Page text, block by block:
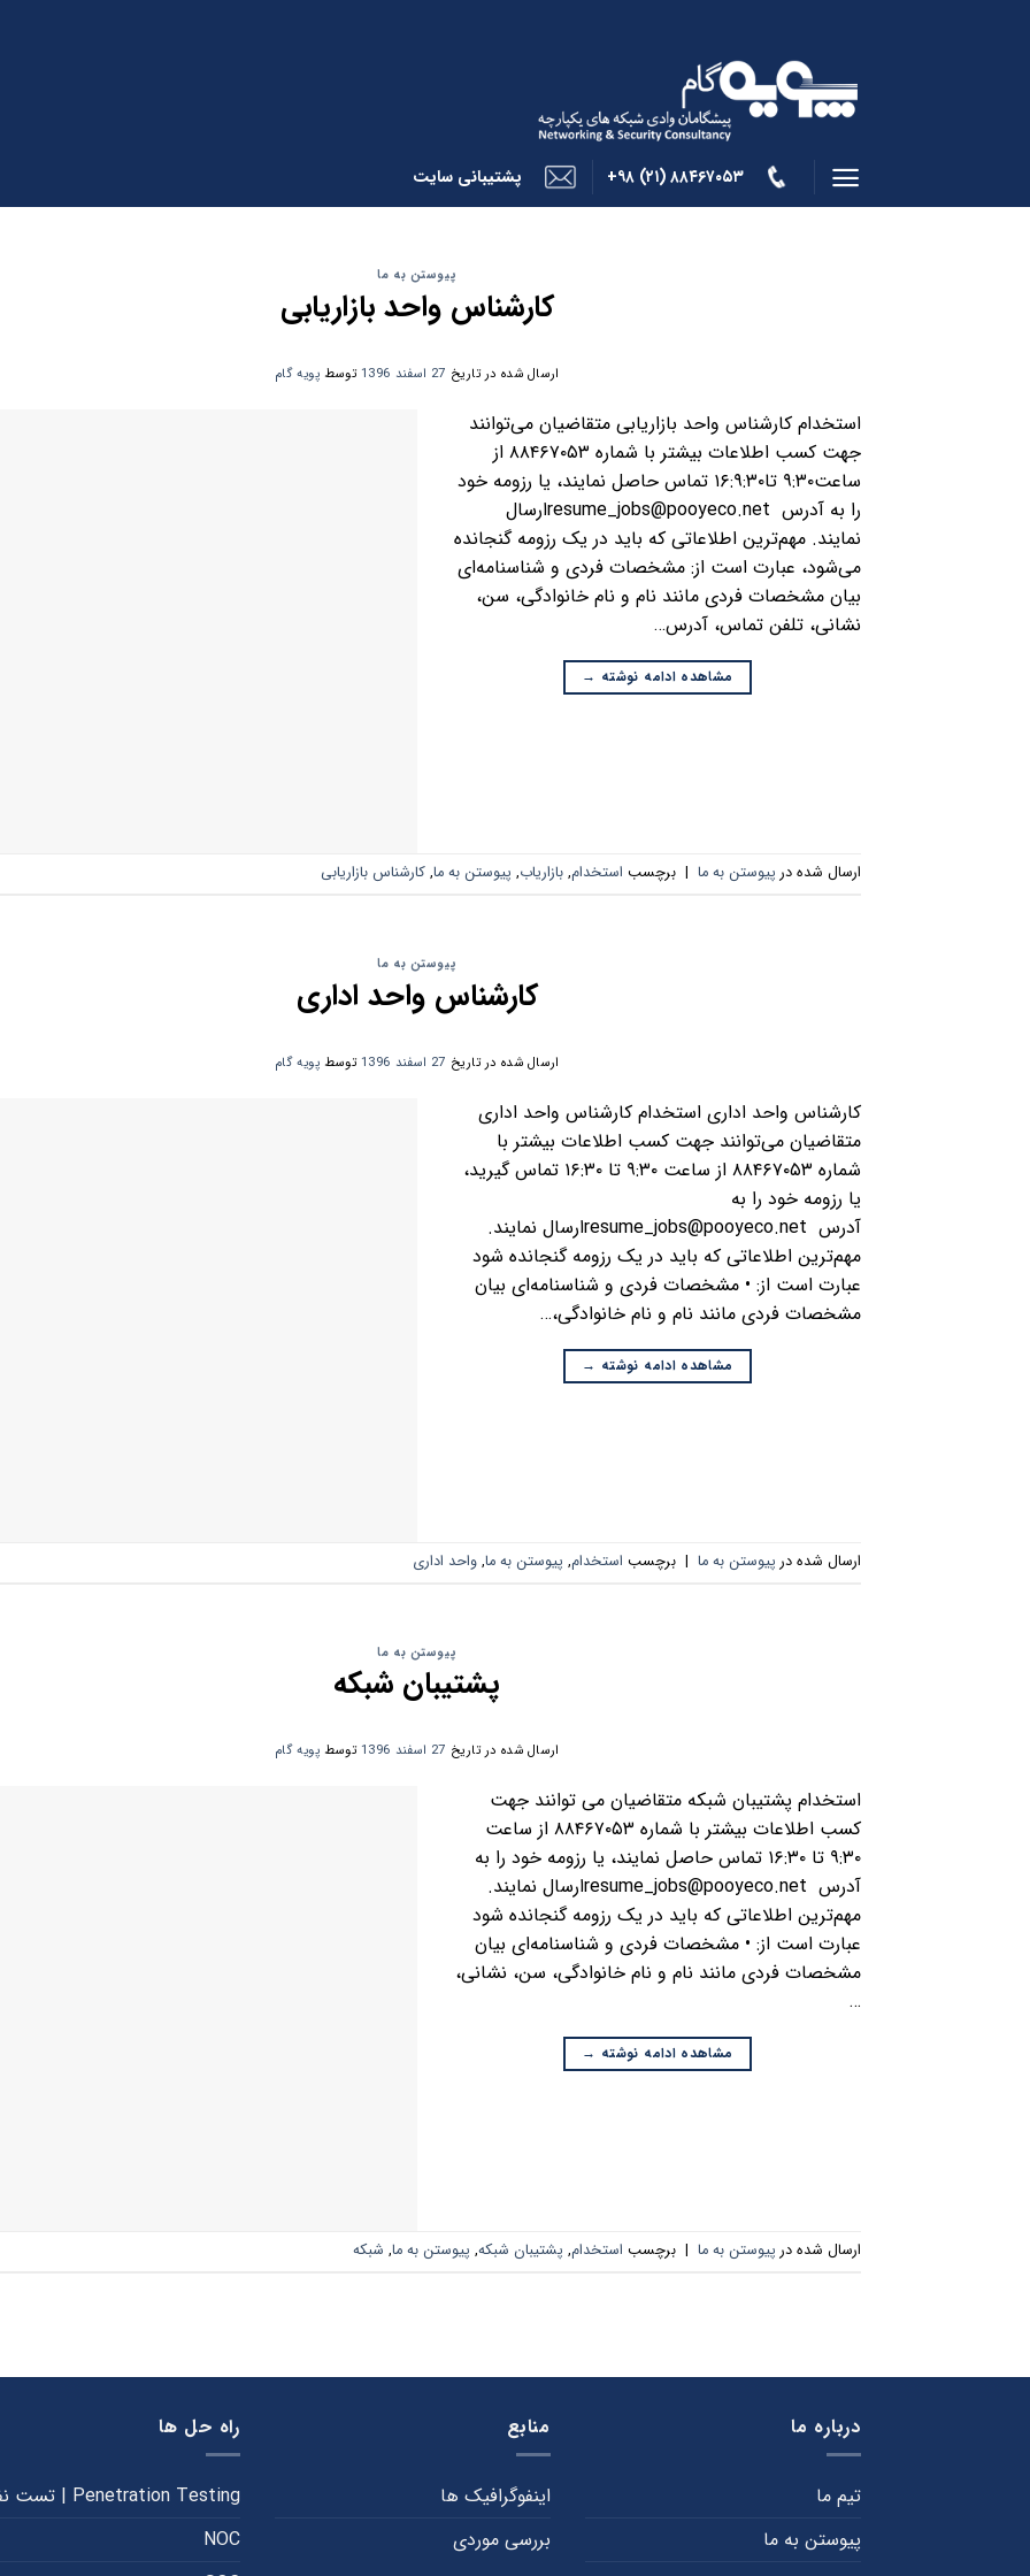
۸۸۴۶۷۰۵۳ (۲۱) ۹۸+ پشتیبانی سایت
پیوستن به ما
کارشناس واحد بازاریابی
ارسال شده در تاریخ 27 اسفند 1396 توسط پویه گام
استخدام کارشناس واحد بازاریابی متقاضیان می‌توانند
جهت کسب اطلاعات بیشتر با شماره ۸۸۴۶۷۰۵۳ از
ساعت۹:۳۰ تا۱۶:۹:۳۰ تماس حاصل نمایند، یا رزومه خود
را به آدرس resume_jobs@pooyeco.netارسال
نمایند. مهم‌ترین اطلاعاتی که باید در یک رزومه گنجانده
می‌شود، عبارت است از: مشخصات فردی و شناسنامه‌ای
بیان مشخصات فردی مانند نام و نام خانوادگی، سن،
نشانی، تلفن تماس، آدرس…
مشاهده ادامه نوشته →
ارسال شده در پیوستن به ما | برچسب استخدام, بازاریاب, پیوستن به ما, کارشناس بازاریابی
پیوستن به ما
کارشناس واحد اداری
ارسال شده در تاریخ 27 اسفند 1396 توسط پویه گام
کارشناس واحد اداری استخدام کارشناس واحد اداری
متقاضیان می‌توانند جهت کسب اطلاعات بیشتر با
شماره ۸۸۴۶۷۰۵۳ از ساعت ۹:۳۰ تا ۱۶:۳۰ تماس گیرید،
یا رزومه خود را به
آدرس resume_jobs@pooyeco.netارسال نمایند.
مهم‌ترین اطلاعاتی که باید در یک رزومه گنجانده شود
عبارت است از: • مشخصات فردی و شناسنامه‌ای بیان
مشخصات فردی مانند نام و نام خانوادگی،…
مشاهده ادامه نوشته →
ارسال شده در پیوستن به ما | برچسب استخدام, پیوستن به ما, واحد اداری
پیوستن به ما
پشتیبان شبکه
ارسال شده در تاریخ 27 اسفند 1396 توسط پویه گام
استخدام پشتیبان شبکه متقاضیان می توانند جهت
کسب اطلاعات بیشتر با شماره ۸۸۴۶۷۰۵۳ از ساعت
۹:۳۰ تا ۱۶:۳۰ تماس حاصل نمایند، یا رزومه خود را به
آدرس resume_jobs@pooyeco.netارسال نمایند.
مهم‌ترین اطلاعاتی که باید در یک رزومه گنجانده شود
عبارت است از: • مشخصات فردی و شناسنامه‌ای بیان
مشخصات فردی مانند نام و نام خانوادگی، سن، نشانی،
…
مشاهده ادامه نوشته →
ارسال شده در پیوستن به ما | برچسب استخدام, پشتیبان شبکه, پیوستن به ما, شبکه
درباره ما
تیم ما
پیوستن به ما
منابع
اینفوگرافیک ها
بررسی موردی
راه حل ها
Penetration Testing | تست نفوذ
NOC